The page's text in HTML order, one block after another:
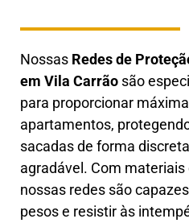
Nossas Redes de
em Vila Carrão são
para proporcionar
apartamentos,
sacadas de forma
agradável. Com materiais
nossas redes são
pesos e resistir às